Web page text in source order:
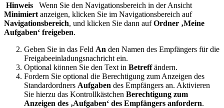
Hinweis
Wenn Sie den Navigationsbereich in der Ansicht
Minimiert anzeigen, klicken Sie im Navigationsbereich auf
Navigationsbereich, und klicken Sie dann aufOrdner ‚Meine
Aufgaben‘ freigeben.
Geben Sie in das Feld An den Namen des Empfängers für die
Freigabeeinladungsnachricht ein.
Optional können Sie den Text in Betreffändern.
Fordern Sie optional die Berechtigung zum Anzeigen des
Standardordners Aufgaben des Empfängers an. Aktivieren
Sie hierzu das Kontrollkästchen Berechtigung zum
Anzeigen des ‚Aufgaben‘ des Empfängers anfordern.